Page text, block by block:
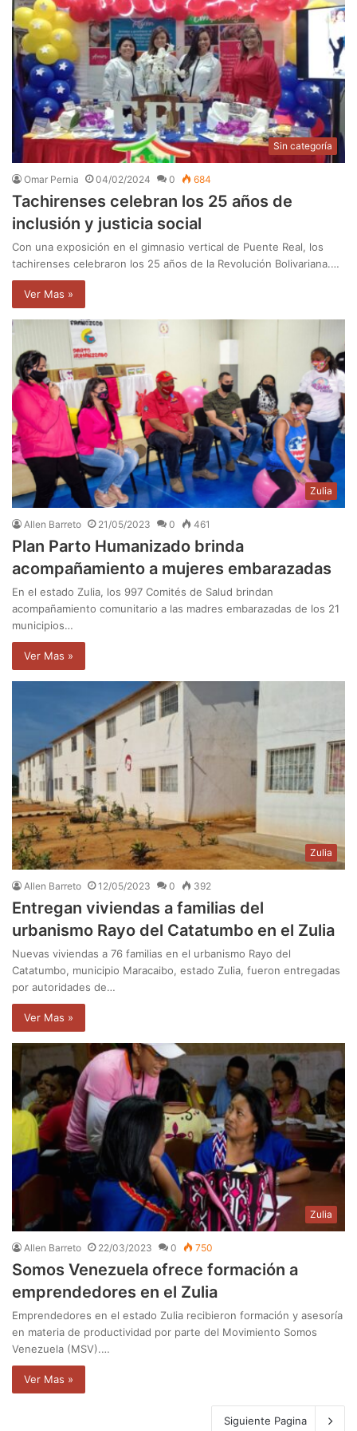
Sin categoría
Omar Pernia 04/02/2024 0 684
Tachirenses celebran los 25 años de
inclusión y justicia social
Con una exposición en el gimnasio vertical de Puente Real, los
tachirenses celebraron los 25 años de la Revolución Bolivariana.…
Ver Mas »
Zulia
Allen Barreto 21/05/2023 0 461
Plan Parto Humanizado brinda
acompañamiento a mujeres embarazadas
En el estado Zulia, los 997 Comités de Salud brindan
acompañamiento comunitario a las madres embarazadas de los 21
municipios…
Ver Mas »
Zulia
Allen Barreto 12/05/2023 0 392
Entregan viviendas a familias del
urbanismo Rayo del Catatumbo en el Zulia
Nuevas viviendas a 76 familias en el urbanismo Rayo del
Catatumbo, municipio Maracaibo, estado Zulia, fueron entregadas
por autoridades de…
Ver Mas »
Zulia
Allen Barreto 22/03/2023 0 750
Somos Venezuela ofrece formación a
emprendedores en el Zulia
Emprendedores en el estado Zulia recibieron formación y asesoría
en materia de productividad por parte del Movimiento Somos
Venezuela (MSV).…
Ver Mas »
Siguiente Pagina